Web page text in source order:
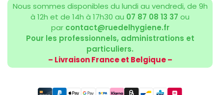
Nous sommes disponibles du lundi au vendredi, de 9h
à 12h et de 14h à 17h30 au 07 87 08 13 37 ou
par contact@ruedelhygiene.fr
Pour les professionnels, administrations et
particuliers.
– Livraison France et Belgique –